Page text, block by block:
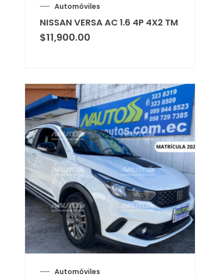
Automóviles
NISSAN VERSA AC 1.6 4P 4X2 TM
$11,900.00
Automóviles